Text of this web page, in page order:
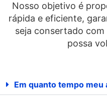
Nosso objetivo é
rápida e eficiente,
seja consertado
possa
Em quanto tempo